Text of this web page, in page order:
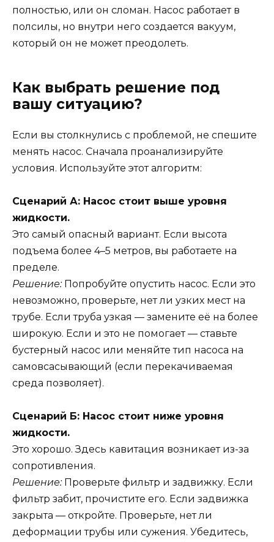
полностью, или он сломан. Насос работает в
полсилы, но внутри него создается вакуум,
который он не может преодолеть.
Как выбрать решение под
вашу ситуацию?
Если вы столкнулись с проблемой, не спешите
менять насос. Сначала проанализируйте
условия. Используйте этот алгоритм:
Сценарий А: Насос стоит выше уровня
жидкости.
Это самый опасный вариант. Если высота
подъема более 4–5 метров, вы работаете на
пределе.
Решение:Попробуйте опустить насос. Если это
невозможно, проверьте, нет ли узких мест на
трубе. Если труба узкая — замените её на более
широкую. Если и это не помогает — ставьте
бустерный насос или меняйте тип насоса на
самовсасывающий (если перекачиваемая
среда позволяет).
Сценарий Б: Насос стоит ниже уровня
жидкости.
Это хорошо. Здесь кавитация возникает из-за
сопротивления.
Решение:Проверьте фильтр и задвижку. Если
фильтр забит, прочистите его. Если задвижка
закрыта — откройте. Проверьте, нет ли
деформации трубы или сужения. Убедитесь,